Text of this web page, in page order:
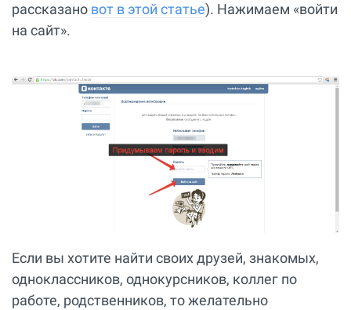
рассказано вот в этой статье). Нажимаем «войти
на сайт».
Если вы хотите найти своих друзей, знакомых,
одноклассников, однокурсников, коллег по
работе, родственников, то желательно